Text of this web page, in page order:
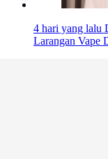
4 hari yang lalu
Larangan Vape